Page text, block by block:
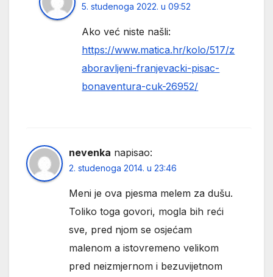
5. studenoga 2022. u 09:52
Ako već niste našli:
https://www.matica.hr/kolo/517/z
aboravljeni-franjevacki-pisac-
bonaventura-cuk-26952/
nevenka napisao:
2. studenoga 2014. u 23:46
Meni je ova pjesma melem za dušu.
Toliko toga govori, mogla bih reći
sve, pred njom se osjećam
malenom a istovremeno velikom
pred neizmjernom i bezuvijetnom